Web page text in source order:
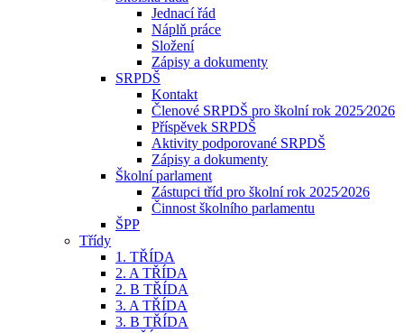
Jednací řád
Náplň práce
Složení
Zápisy a dokumenty
SRPDŠ
Kontakt
Členové SRPDŠ pro školní rok 2025⁄2026
Příspěvek SRPDŠ
Aktivity podporované SRPDŠ
Zápisy a dokumenty
Školní parlament
Zástupci tříd pro školní rok 2025⁄2026
Činnost školního parlamentu
ŠPP
Třídy
1. TŘÍDA
2. A TŘÍDA
2. B TŘÍDA
3. A TŘÍDA
3. B TŘÍDA